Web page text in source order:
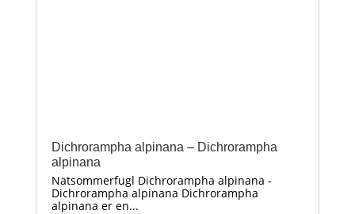
Dichrorampha alpinana – Dichrorampha
alpinana
Natsommerfugl Dichrorampha alpinana -
Dichrorampha alpinana Dichrorampha
alpinana er en...